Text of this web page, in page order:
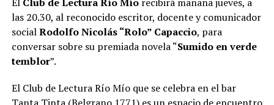
las 20.30, al reconocido escritor, docente y comunicador
socialRodolfo Nicolás “Rolo” Capaccio, para
conversar sobre su premiada novela “Sumido en verde
temblor”.
El Club de Lectura Río Mío que se celebra en el bar